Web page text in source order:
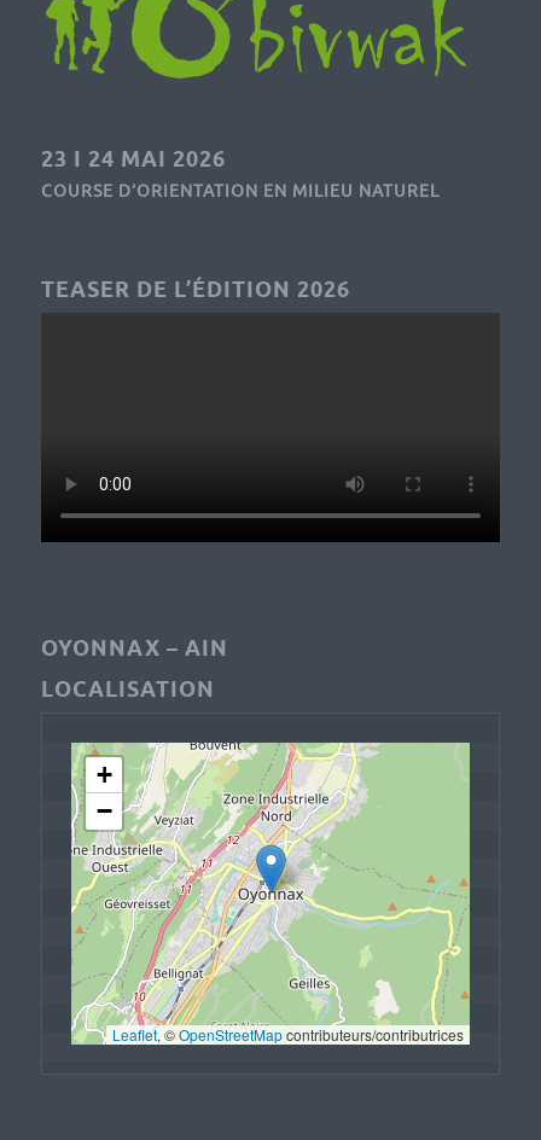
23 I 24 MAI 2026
COURSE D’ORIENTATION EN MILIEU NATUREL
TEASER DE L’ÉDITION 2026
OYONNAX – AIN
LOCALISATION
+
−
Leaflet, © OpenStreetMap contributeurs/contributrices